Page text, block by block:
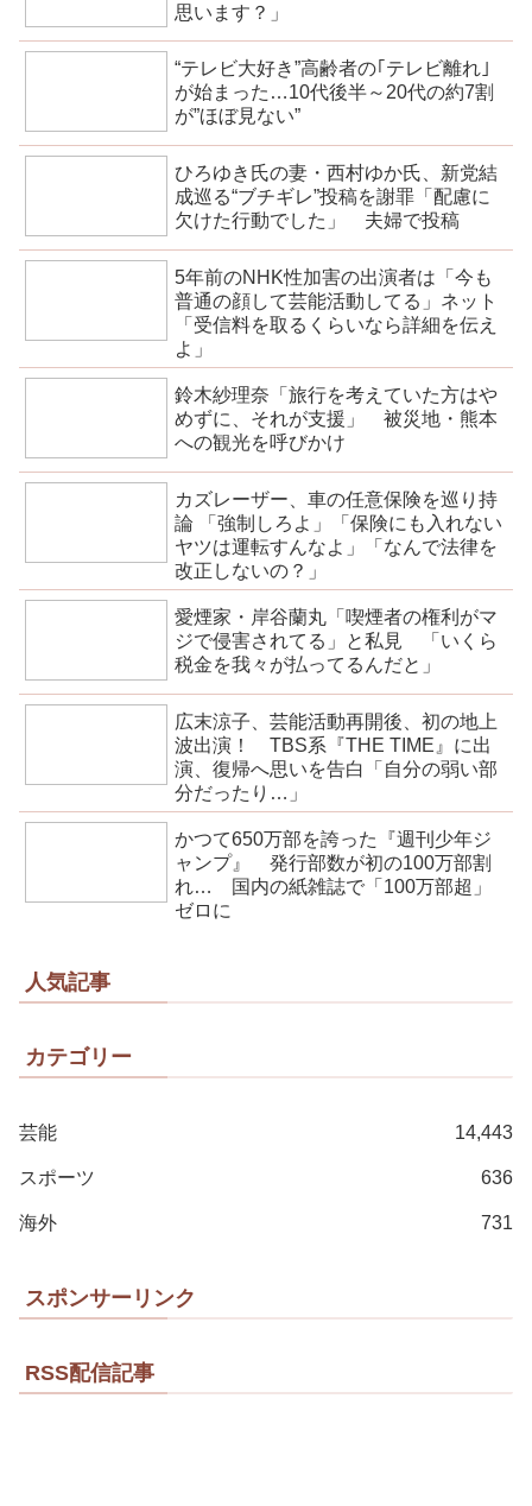
思います？」
“テレビ大好き”高齢者の｢テレビ離れ｣
が始まった…10代後半～20代の約7割
が”ほぼ見ない”
ひろゆき氏の妻・西村ゆか氏、新党結
成巡る“ブチギレ”投稿を謝罪「配慮に
欠けた行動でした」 夫婦で投稿
5年前のNHK性加害の出演者は「今も
普通の顔して芸能活動してる」ネット
「受信料を取るくらいなら詳細を伝え
よ」
鈴木紗理奈「旅行を考えていた方はや
めずに、それが支援」 被災地・熊本
への観光を呼びかけ
カズレーザー、車の任意保険を巡り持
論 「強制しろよ」「保険にも入れない
ヤツは運転すんなよ」「なんで法律を
改正しないの？」
愛煙家・岸谷蘭丸「喫煙者の権利がマ
ジで侵害されてる」と私見 「いくら
税金を我々が払ってるんだと」
広末涼子、芸能活動再開後、初の地上
波出演！ TBS系『THE TIME』に出
演、復帰へ思いを告白「自分の弱い部
分だったり…」
かつて650万部を誇った『週刊少年ジ
ャンプ』 発行部数が初の100万部割
れ… 国内の紙雑誌で「100万部超」
ゼロに
人気記事
カテゴリー
芸能 14,443
スポーツ 636
海外 731
スポンサーリンク
RSS配信記事